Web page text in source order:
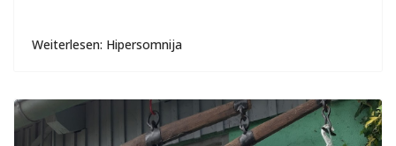
Weiterlesen: Hipersomnija